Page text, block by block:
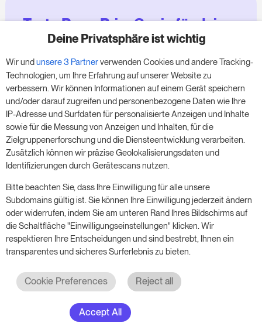
Teste RoomPriceGenie für deine
Zimmer
Nutze unsere 14-tägige Testversion und steigere
deinen Umsatz jetzt – ganz ohne Verpflichtung.
Buche einen Termin, um deine kostenlose 14-
tägige Testphase zu starten.
Ein Meeting buchen
© 2017 - 2026. Alle Rechte vorbehalten. RoomPriceGenie AG
Deine Privatsphäre ist wichtig
Wir undunsere 3 Partnerverwenden Cookies und andere Tracking-
Technologien, um Ihre Erfahrung auf unserer Website zu
verbessern. Wir können Informationen auf einem Gerät speichern
und/oder darauf zugreifen und personenbezogene Daten wie Ihre
IP-Adresse und Surfdaten für personalisierte Anzeigen und Inhalte
sowie für die Messung von Anzeigen und Inhalten, für die
Zielgruppenerforschung und die Diensteentwicklung verarbeiten.
Zusätzlich können wir präzise Geolokalisierungsdaten und
Identifizierungen durch Gerätescans nutzen.
Bitte beachten Sie, dass Ihre Einwilligung für alle unsere
Subdomains gültig ist. Sie können Ihre Einwilligung jederzeit ändern
oder widerrufen, indem Sie am unteren Rand Ihres Bildschirms auf
die Schaltfläche "Einwilligungseinstellungen" klicken. Wir
respektieren Ihre Entscheidungen und sind bestrebt, Ihnen ein
transparentes und sicheres Surferlebnis zu bieten.
Cookie Preferences Reject all
Accept All